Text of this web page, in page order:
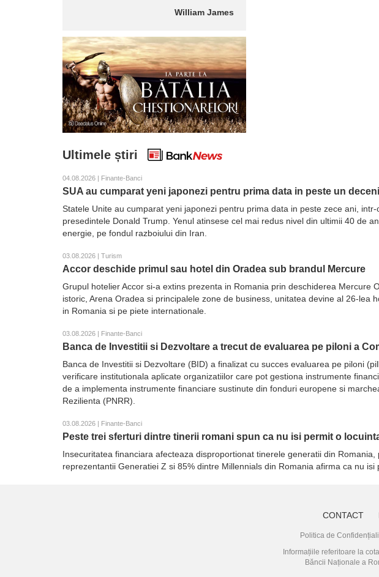
William James
Ultimele știri
04.08.2026 | Finante-Banci
SUA au cumparat yeni japonezi pentru prima data in peste un
Statele Unite au cumparat yeni japonezi pentru prima data in peste zece ani,
presedintele Donald Trump. Yenul atinsese cel mai redus nivel din ultimii 40 de
energie, pe fondul razboiului din Iran.
03.08.2026 | Turism
Accor deschide primul sau hotel din Oradea sub brandul Mercure
Grupul hotelier Accor si-a extins prezenta in Romania prin deschiderea
istoric, Arena Oradea si principalele zone de business, unitatea devine al 26-
in Romania si pe piete internationale.
03.08.2026 | Finante-Banci
Banca de Investitii si Dezvoltare a trecut de evaluarea pe piloni a
Banca de Investitii si Dezvoltare (BID) a finalizat cu succes evaluarea pe piloni
verificare institutionala aplicate organizatiilor care pot gestiona instrumente
de a implementa instrumente financiare sustinute din fonduri europene si
Rezilienta (PNRR).
03.08.2026 | Finante-Banci
Peste trei sferturi dintre tinerii romani spun ca nu isi permit o
Insecuritatea financiara afecteaza disproportionat tinerele generatii din
reprezentantii Generatiei Z si 85% dintre Millennials din Romania afirma ca nu
CONTACT
Politica de
Informațiile referitoare la
Băncii Naționale a